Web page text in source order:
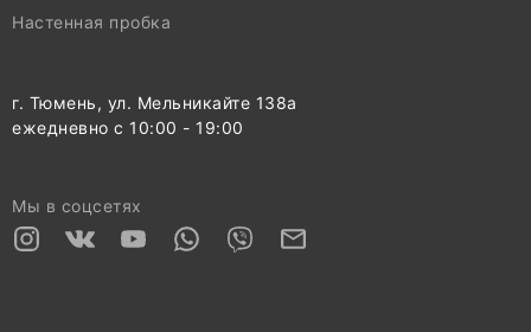
Настенная пробка
г. Тюмень, ул. Мельникайте 138а
ежедневно с 10:00 - 19:00
Мы в соцсетях